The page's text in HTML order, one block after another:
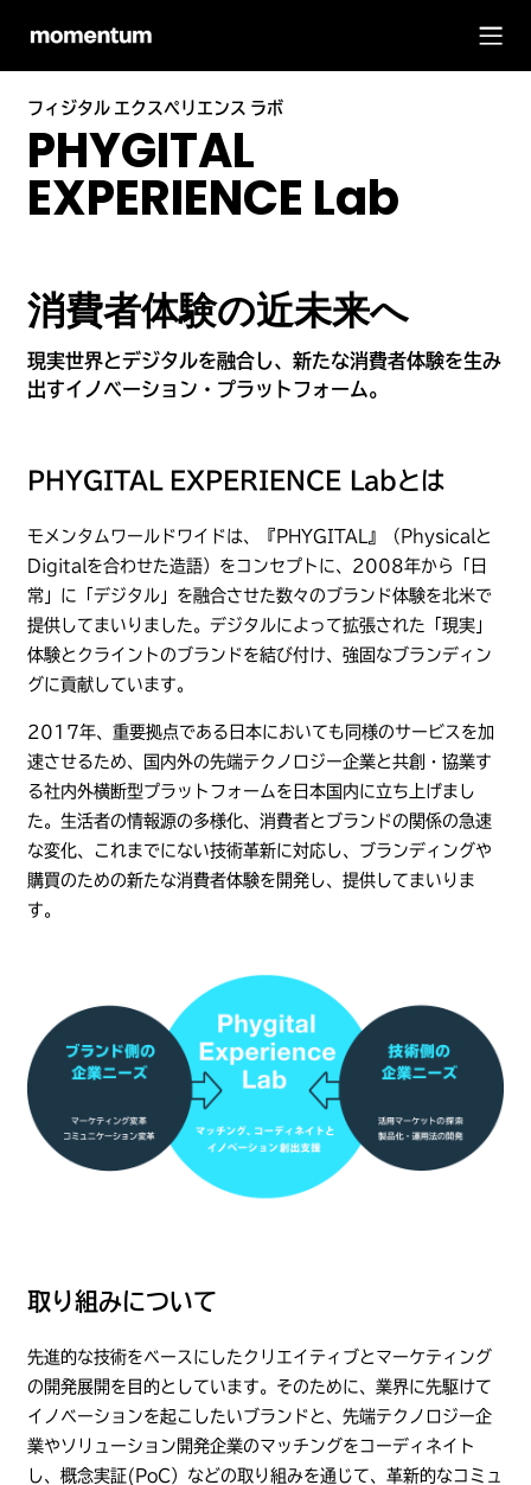
フィジタル エクスペリエンス ラボ
PHYGITAL
EXPERIENCE Lab
消費者体験の近未来へ
現実世界とデジタルを融合し、新たな消費者体験を生み
出すイノベーション・プラットフォーム。
PHYGITAL EXPERIENCE Labとは
モメンタムワールドワイドは、『PHYGITAL』（Physicalと
Digitalを合わせた造語）をコンセプトに、2008年から「日
常」に「デジタル」を融合させた数々のブランド体験を北米で
提供してまいりました。デジタルによって拡張された「現実」
体験とクライントのブランドを結び付け、強固なブランディン
グに貢献しています。
2017年、重要拠点である日本においても同様のサービスを加
速させるため、国内外の先端テクノロジー企業と共創・協業す
る社内外横断型プラットフォームを日本国内に立ち上げまし
た。生活者の情報源の多様化、消費者とブランドの関係の急速
な変化、これまでにない技術革新に対応し、ブランディングや
購買のための新たな消費者体験を開発し、提供してまいりま
す。
取り組みについて
先進的な技術をベースにしたクリエイティブとマーケティング
の開発展開を目的としています。そのために、業界に先駆けて
イノベーションを起こしたいブランドと、先端テクノロジー企
業やソリューション開発企業のマッチングをコーディネイト
し、概念実証(PoC）などの取り組みを通じて、革新的なコミュ